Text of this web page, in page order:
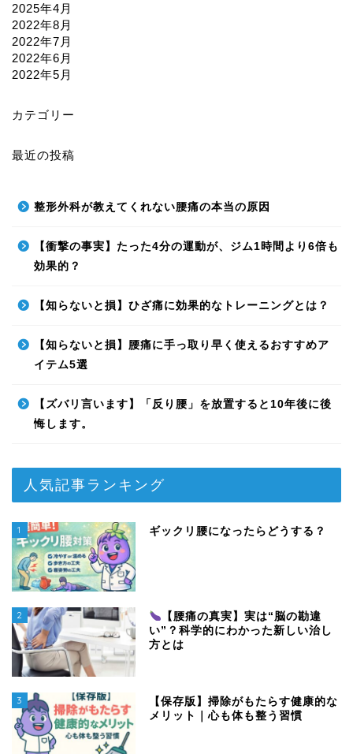
2025年4月
2022年8月
2022年7月
2022年6月
2022年5月
カテゴリー
最近の投稿
整形外科が教えてくれない腰痛の本当の原因
【衝撃の事実】たった4分の運動が、ジム1時間より6倍も
効果的？
【知らないと損】ひざ痛に効果的なトレーニングとは？
【知らないと損】腰痛に手っ取り早く使えるおすすめア
イテム5選
【ズバリ言います】「反り腰」を放置すると10年後に後
悔します。
人気記事ランキング
1 ギックリ腰になったらどうする？
2
【腰痛の真実】実は“脳の勘違
い”？科学的にわかった新しい治し
方とは
3
【保存版】掃除がもたらす健康的な
メリット｜心も体も整う習慣